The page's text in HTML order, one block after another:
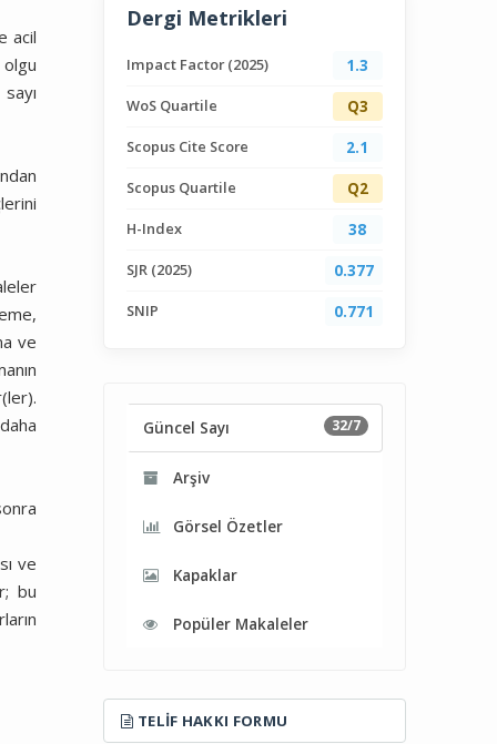
acil
ve
ve
bu
Dergi Metrikleri
Impact Factor (2025) 1.3
WoS Quartile Q3
Scopus Cite Score 2.1
Scopus Quartile Q2
H-Index 38
SJR (2025) 0.377
SNIP 0.771
32/7
Güncel Sayı
Arşiv
Görsel Özetler
Kapaklar
Popüler Makaleler
TELIF HAKKI FORMU